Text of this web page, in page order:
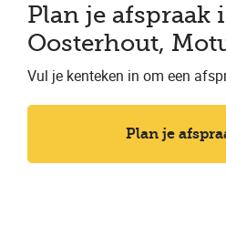
Plan je afspraak
Oosterhout,
Vul je kenteken in om een
Plan je